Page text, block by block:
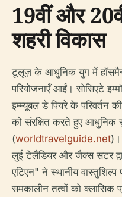
19वीं और
शहरी विकास
टूलूज़ के आधुनिक युग में
परियोजनाएँ आईं। सोसिएटे
इम्म्यूबल डे पियरे के परिवर्तन
को संरक्षित करते हुए आधुनिक
(worldtravelguide.net)।
लुई टेलैंडियर और जैक्स सटर
एटिएन" ने स्थानीय वास्तुशिल्प
समकालीन तत्वों को क्लासिक